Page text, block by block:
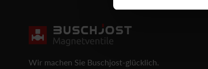
Wir machen Sie Buschjost-glücklich.